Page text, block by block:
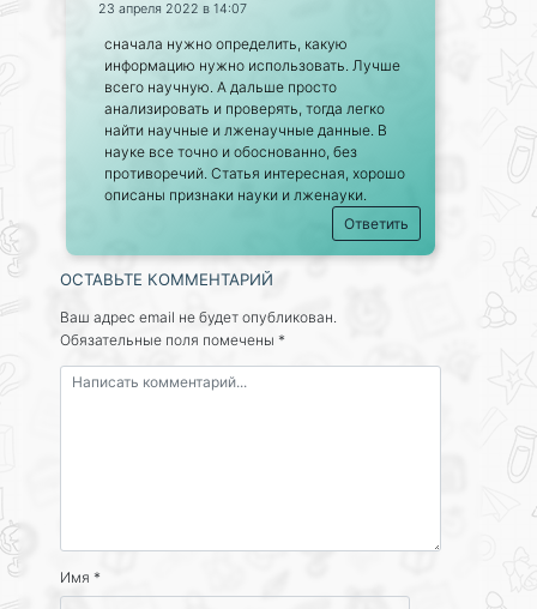
23 апреля 2022 в 14:07
сначала нужно определить, какую
информацию нужно использовать. Лучше
всего научную. А дальше просто
анализировать и проверять, тогда легко
найти научные и лженаучные данные. В
науке все точно и обоснованно, без
противоречий. Статья интересная, хорошо
описаны признаки науки и лженауки.
Ответить
ОСТАВЬТЕ КОММЕНТАРИЙ
Ваш адрес email не будет опубликован.
Обязательные поля помечены *
Имя *